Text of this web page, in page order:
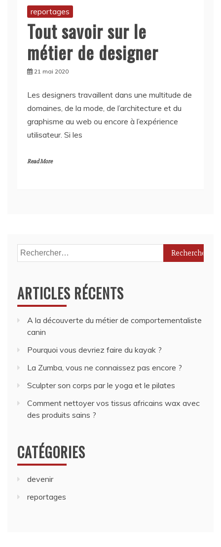
Tout savoir sur le
métier de designer
21 mai 2020
Les designers travaillent dans une multitude de
domaines, de la mode, de l’architecture et du
graphisme au web ou encore à l’expérience
utilisateur. Si les
A la découverte du métier de comportementaliste
Pourquoi vous devriez faire du kayak ?
La Zumba, vous ne connaissez pas encore ?
Sculpter son corps par le yoga et le pilates
Comment nettoyer vos tissus africains wax avec
devenir
reportages